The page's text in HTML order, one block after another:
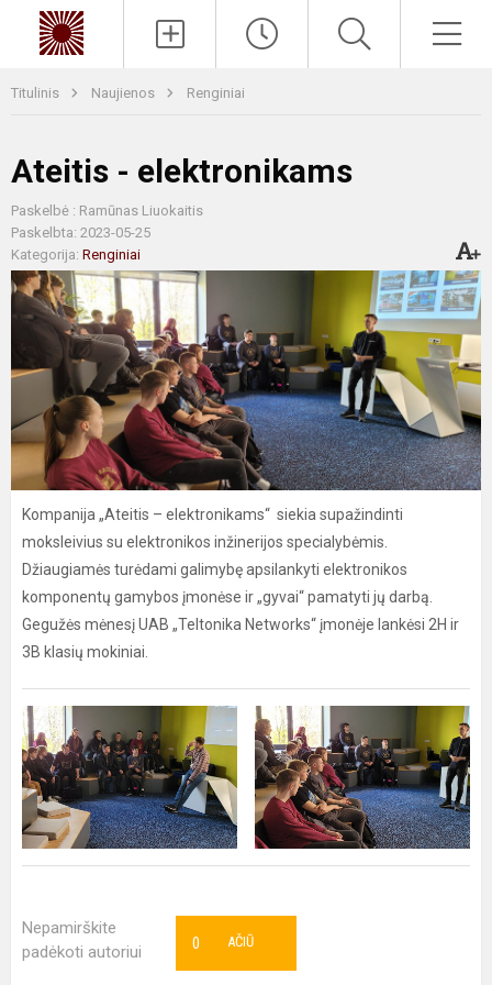
Titulinis Naujienos Renginiai
Ateitis - elektronikams
Paskelbė : Ramūnas Liuokaitis
Paskelbta: 2023-05-25
Kategorija: Renginiai
Kompanija „Ateitis – elektronikams“ siekia supažindinti
moksleivius su elektronikos inžinerijos specialybėmis.
Džiaugiamės turėdami galimybę apsilankyti elektronikos
komponentų gamybos įmonėse ir „gyvai“ pamatyti jų darbą.
Gegužės mėnesį UAB „Teltonika Networks“ įmonėje lankėsi 2H ir
3B klasių mokiniai.
Nepamirškite
padėkoti autoriui
AČIŪ
0